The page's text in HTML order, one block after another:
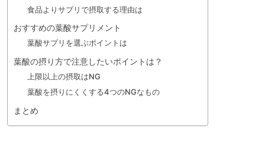
食品よりサプリで摂取する理由は
おすすめの葉酸サプリメント
葉酸サプリを選ぶポイントは
葉酸の摂り方で注意したいポイントは？
上限以上の摂取はNG
葉酸を摂りにくくする4つのNGなもの
まとめ